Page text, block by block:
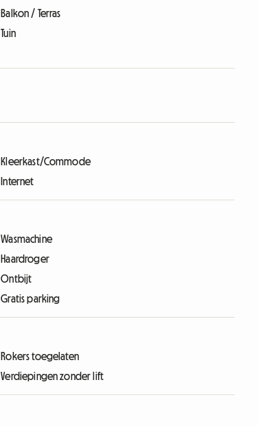
Balkon / Terras
Tuin
Kleerkast/Commode
Internet
Wasmachine
Haardroger
Ontbijt
Gratis parking
Rokers toegelaten
Verdiepingen zonder lift